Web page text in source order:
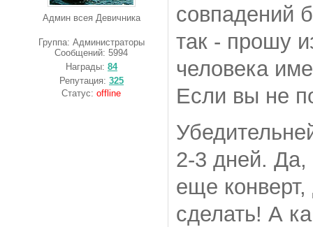
Админ всея Девичника
Группа: Администраторы
Сообщений:5994
Награды: 84
Репутация: 325
Статус:offline
совпадений
так - прошу
человека
Если вы не
2-3 дней. Да,
еще
сделать! А